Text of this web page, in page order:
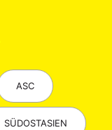
ASC
SÜDOSTASIEN